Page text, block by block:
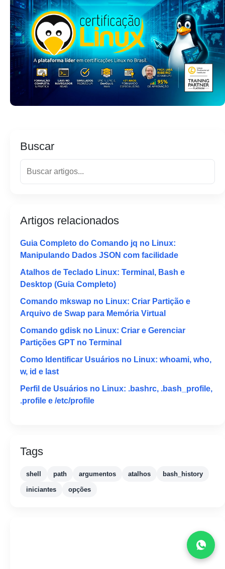
Buscar
Artigos relacionados
Guia Completo do Comando jq no Linux:
Manipulando Dados JSON com facilidade
Atalhos de Teclado Linux: Terminal, Bash e
Desktop (Guia Completo)
Comando mkswap no Linux: Criar Partição e
Arquivo de Swap para Memória Virtual
Comando gdisk no Linux: Criar e Gerenciar
Partições GPT no Terminal
Como Identificar Usuários no Linux: whoami, who,
w, id e last
Perfil de Usuários no Linux: .bashrc, .bash_profile,
.profile e /etc/profile
Tags
shell path argumentos atalhos bash_history
iniciantes opções